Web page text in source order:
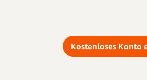
Kostenloses Konto